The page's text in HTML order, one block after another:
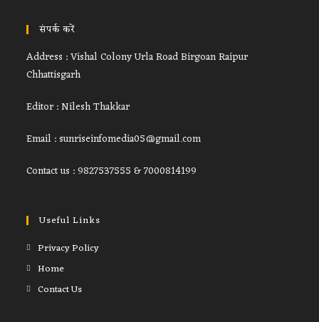
संपर्क करें
Address : Vishal Colony Urla Road Birgoan Raipur
Chhattisgarh
Editor : Nilesh Thakkar
Email : sunriseinfomedia05@gmail.com
Contact us : 9827537555 & 7000814199
Useful Links
Privacy Policy
Home
Contact Us